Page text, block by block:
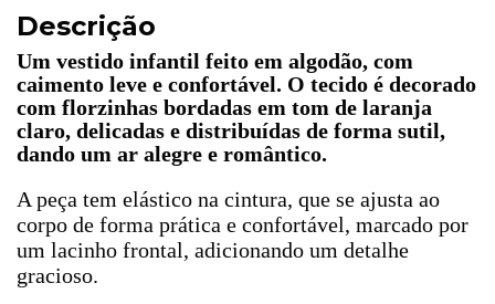
Descrição
Um vestido infantil feito em algodão, com
caimento leve e confortável. O tecido é decorado
com florzinhas bordadas em tom de laranja
claro, delicadas e distribuídas de forma sutil,
dando um ar alegre e romântico.
A peça tem elástico na cintura, que se ajusta ao
corpo de forma prática e confortável, marcado por
um lacinho frontal, adicionando um detalhe
gracioso.